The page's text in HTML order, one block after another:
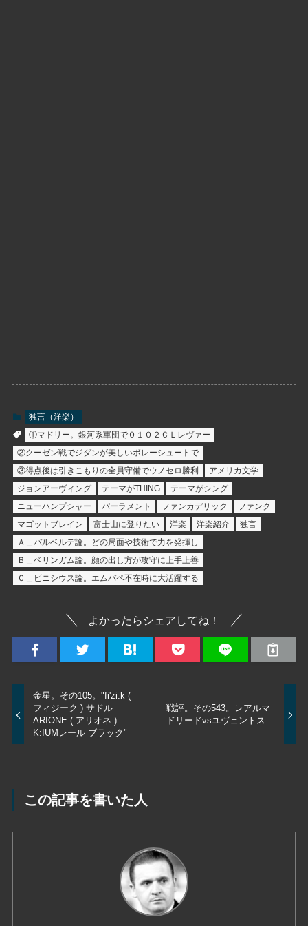
独言（洋楽）
①マドリー。銀河系軍団で０１０２ＣＬレヴァー
②クーゼン戦でジダンが美しいボレーシュートで
③得点後は引きこもりの全員守備でウノセロ勝利
アメリカ文学
ジョンアーヴィング
テーマがTHING
テーマがシング
ニューハンプシャー
パーラメント ファンカデリック
ファンク
マゴットブレイン
富士山に登りたい 洋楽 洋楽紹介
独言
Ａ＿バルベルデ論。どの局面や技術で力を発揮し
Ｂ＿ベリンガム論。顔の出し方が攻守に上手上善
Ｃ＿ビニシウス論。エムバペ不在時に大活躍する
よかったらシェアしてね！
金星。その105。"fi'zi:k (
フィジーク ) サドル
ARIONE ( アリオネ )
K:IUMレール ブラック"
戦評。その543。レアルマ
ドリードvsユヴェントス
この記事を書いた人